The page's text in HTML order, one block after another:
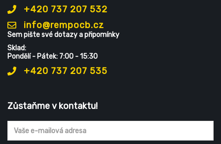
+420 737 207 532
info@rempocb.cz
Sem pište své dotazy a připomínky
Sklad:
Pondělí - Pátek: 7:00 - 15:30
+420 737 207 535
Zůstaňme v kontaktu!